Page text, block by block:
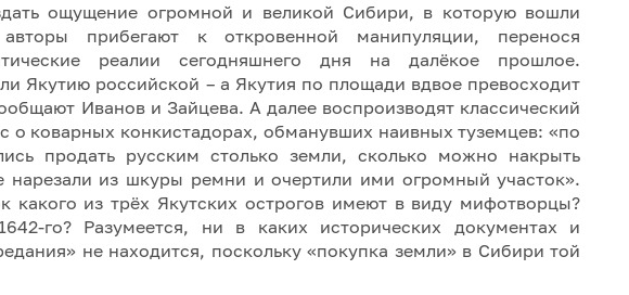
ощущение огромной и великой Сибири, в которую вошли
прибегают к откровенной манипуляции, перенося
реалии сегодняшнего дня на далёкое прошлое.
Якутию российской – а Якутия по площади вдвое превосходит
Иванов и Зайцева. А далее воспроизводят классический
о коварных конкистадорах, обманувших наивных туземцев: «по
продать русским столько земли, сколько можно накрыть
нарезали из шкуры ремни и очертили ими огромный участок».
какого из трёх Якутских острогов имеют в виду мифотворцы?
го? Разумеется, ни в каких исторических документах и
не находится, поскольку «покупка земли» в Сибири той